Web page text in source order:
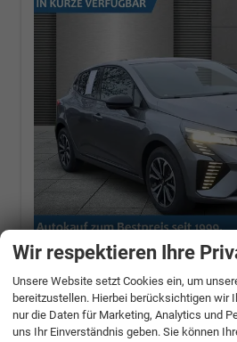
Renault ClioTechno
TCe 90 X-Tronic
66 kW (90 PS), Automatik,
unverbindliche Lieferzeit:8 Tage
Wir respektieren Ihre
Unsere Website setzt Cookies ein, um
bereitzustellen. Hierbei berücksichtigen wir
nur die Daten für Marketing, Analytics und
uns Ihr Einverständnis geben. Sie können